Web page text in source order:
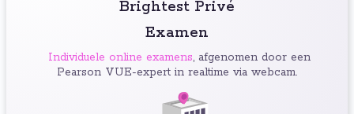
Brightest Privé
Examen
Individuele online examens, afgenomen door een
Pearson VUE-expert in realtime via webcam.